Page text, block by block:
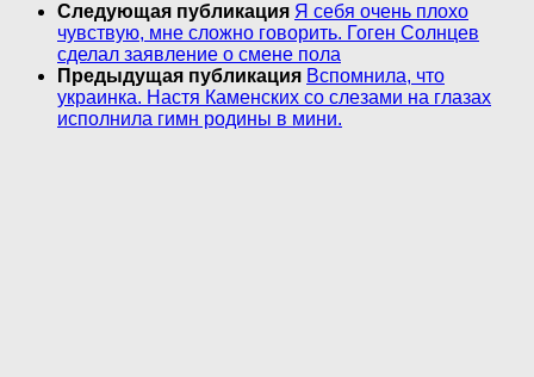
Следующая публикация Я себя очень плохо
чувствую, мне сложно говорить. Гоген Солнцев
сделал заявление о смене пола
Предыдущая публикация Вспомнила, что
украинка. Настя Каменских со слезами на глазах
исполнила гимн родины в мини.